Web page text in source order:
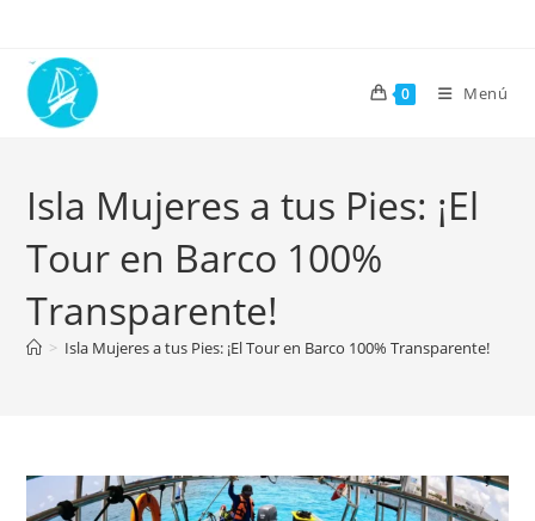
0 Menú
Isla Mujeres a tus Pies: ¡El
Tour en Barco 100%
Transparente!
> Isla Mujeres a tus Pies: ¡El Tour en Barco 100% Transparente!